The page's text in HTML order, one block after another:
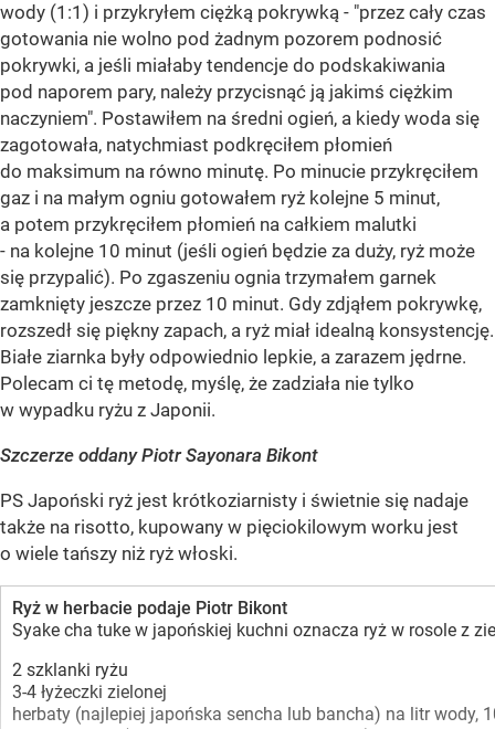
wody (1:1) i przykryłem ciężką pokrywką - "przez cały czas
gotowania nie wolno pod żadnym pozorem podnosić
pokrywki, a jeśli miałaby tendencje do podskakiwania
pod naporem pary, należy przycisnąć ją jakimś ciężkim
naczyniem". Postawiłem na średni ogień, a kiedy woda się
zagotowała, natychmiast podkręciłem płomień
do maksimum na równo minutę. Po minucie przykręciłem
gaz i na małym ogniu gotowałem ryż kolejne 5 minut,
a potem przykręciłem płomień na całkiem malutki
- na kolejne 10 minut (jeśli ogień będzie za duży, ryż może
się przypalić). Po zgaszeniu ognia trzymałem garnek
zamknięty jeszcze przez 10 minut. Gdy zdjąłem pokrywkę,
rozszedł się piękny zapach, a ryż miał idealną konsystencję.
Białe ziarnka były odpowiednio lepkie, a zarazem jędrne.
Polecam ci tę metodę, myślę, że zadziała nie tylko
w wypadku ryżu z Japonii.
Szczerze oddany Piotr Sayonara Bikont
PS Japoński ryż jest krótkoziarnisty i świetnie się nadaje
także na risotto, kupowany w pięciokilowym worku jest
o wiele tańszy niż ryż włoski.
Ryż w herbacie podaje Piotr Bikont
Syake cha tuke w japońskiej kuchni oznacza ryż w rosole z
2 szklanki ryżu
3-4 łyżeczki zielonej
herbaty (najlepiej japońska sencha lub bancha) na litr wody,